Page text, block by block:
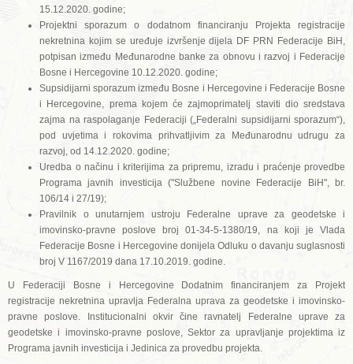
15.12.2020. godine;
Projektni sporazum o dodatnom financiranju Projekta registracije
nekretnina kojim se uređuje izvršenje dijela DF PRN Federacije BiH,
potpisan između Međunarodne banke za obnovu i razvoj i Federacije
Bosne i Hercegovine 10.12.2020. godine;
Supsidijarni sporazum između Bosne i Hercegovine i Federacije Bosne
i Hercegovine, prema kojem će zajmoprimatelj staviti dio sredstava
zajma na raspolaganje Federaciji („Federalni supsidijarni sporazum“),
pod uvjetima i rokovima prihvatljivim za Međunarodnu udrugu za
razvoj, od 14.12.2020. godine;
Uredba o načinu i kriterijima za pripremu, izradu i praćenje provedbe
Programa javnih investicija ("Službene novine Federacije BiH", br.
106/14 i 27/19);
Pravilnik o unutarnjem ustroju Federalne uprave za geodetske i
imovinsko-pravne poslove broj 01-34-5-1380/19, na koji je Vlada
Federacije Bosne i Hercegovine donijela Odluku o davanju suglasnosti
broj V 1167/2019 dana 17.10.2019. godine.
U Federaciji Bosne i Hercegovine Dodatnim financiranjem za Projekt
registracije nekretnina upravlja Federalna uprava za geodetske i imovinsko-
pravne poslove. Institucionalni okvir čine ravnatelj Federalne uprave za
geodetske i imovinsko-pravne poslove, Sektor za upravljanje projektima iz
Programa javnih investicija i Jedinica za provedbu projekta.